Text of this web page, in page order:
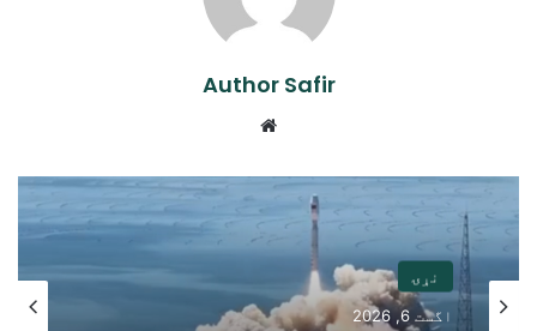
Author Safir
نړۍ
اگست 6, 2026